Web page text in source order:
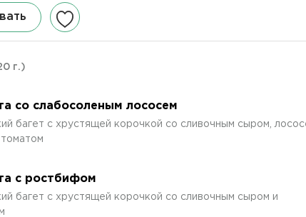
г.)
со слабосоленым лососем
багет с хрустящей корочкой со сливочным сыром,
с ростбифом
багет с хрустящей корочкой со сливочным сыром и